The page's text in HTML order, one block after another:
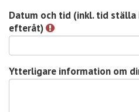
o
k
n
i
n
g
Datum och tid (inkl. tid
efteråt)
Ytterligare information om